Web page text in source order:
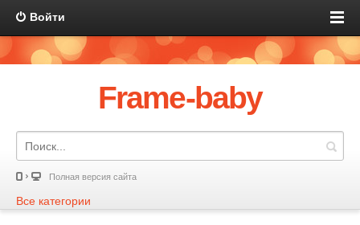
Войти
Frame-baby
Полная версия сайта
Все категории